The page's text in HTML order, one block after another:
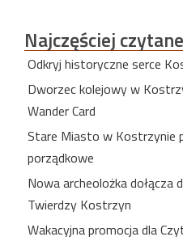
Najczęściej
Odkryj historyczne serce
Dworzec kolejowy w
Wander Card
Stare Miasto w Kostrzynie
porządkowe
Nowa archeolożka dołącza
Twierdzy Kostrzyn
Wakacyjna promocja dla